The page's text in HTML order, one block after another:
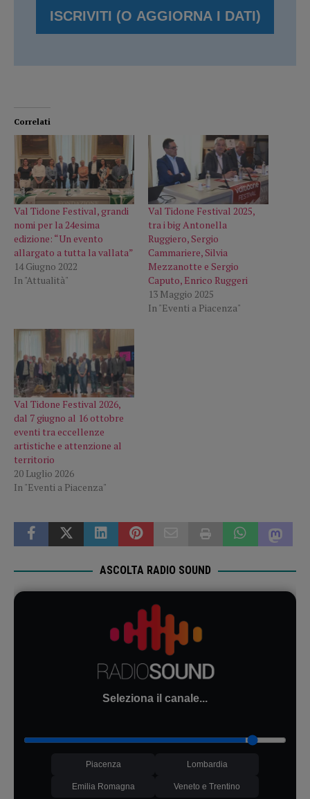
Correlati
Val Tidone Festival, grandi
nomi per la 24esima
edizione: “Un evento
allargato a tutta la vallata”
14 Giugno 2022
In "Attualità"
Val Tidone Festival 2025,
tra i big Antonella
Ruggiero, Sergio
Cammariere, Silvia
Mezzanotte e Sergio
Caputo, Enrico Ruggeri
13 Maggio 2025
In "Eventi a Piacenza"
Val Tidone Festival 2026,
dal 7 giugno al 16 ottobre
eventi tra eccellenze
artistiche e attenzione al
territorio
20 Luglio 2026
In "Eventi a Piacenza"
ASCOLTA RADIO SOUND
Seleziona il canale...
Piacenza Lombardia
Emilia Romagna Veneto e Trentino